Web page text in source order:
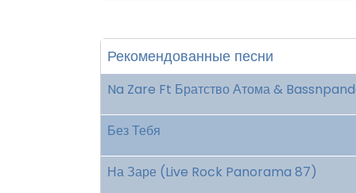
Рекомендованные песни
Na Zare Ft Братство Атома &
Без Тебя
На Заре (Live Rock Panorama 87)